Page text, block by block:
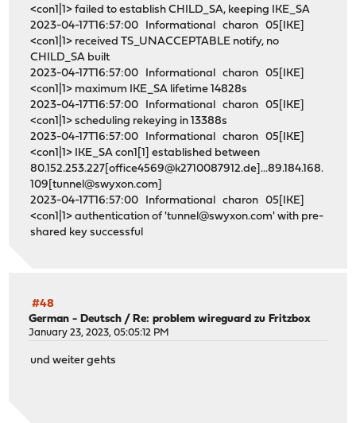
<con1|1> failed to establish CHILD_SA, keeping IKE_SA
2023-04-17T16:57:00 Informational charon 05[IKE]
<con1|1> received TS_UNACCEPTABLE notify, no
CHILD_SA built
2023-04-17T16:57:00 Informational charon 05[IKE]
<con1|1> maximum IKE_SA lifetime 14828s
2023-04-17T16:57:00 Informational charon 05[IKE]
<con1|1> scheduling rekeying in 13388s
2023-04-17T16:57:00 Informational charon 05[IKE]
<con1|1> IKE_SA con1[1] established between
80.152.253.227[office4569@k2710087912.de]...89.184.168.
109[tunnel@swyxon.com]
2023-04-17T16:57:00 Informational charon 05[IKE]
<con1|1> authentication of 'tunnel@swyxon.com' with pre-
shared key successful
#48
German - Deutsch /Re: problem wireguard zu Fritzbox
January 23, 2023, 05:05:12 PM
und weiter gehts